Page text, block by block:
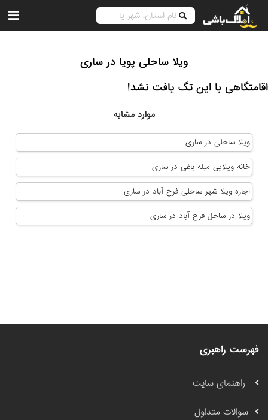
ویلا ساحلی پویا در ساری
اقامتگاهی با این تگ یافت نشد!
موارد مشابه
ویلا ساحلی در ساری
خانه ویلایی مبله باغی در ساری
اجاره ویلا شهر ساحلی فرح آباد در ساری
ویلا در ساحل فرح آباد در ساری
فهرست راهبری
راهنمای سایت
سوالات متداول